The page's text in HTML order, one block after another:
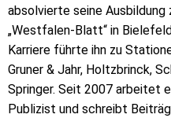
absolvierte seine Ausbildung
„Westfalen-Blatt“ in
Karriere führte ihn zu
Gruner & Jahr, Holtzbrinck,
Springer. Seit 2007 arbeitet
Publizist und schreibt